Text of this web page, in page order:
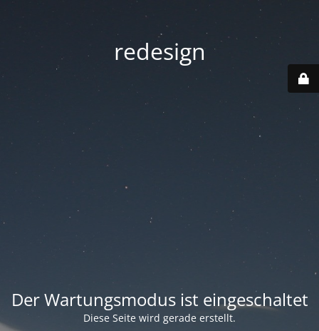
redesign
Der Wartungsmodus ist eingeschaltet
Diese Seite wird gerade erstellt.